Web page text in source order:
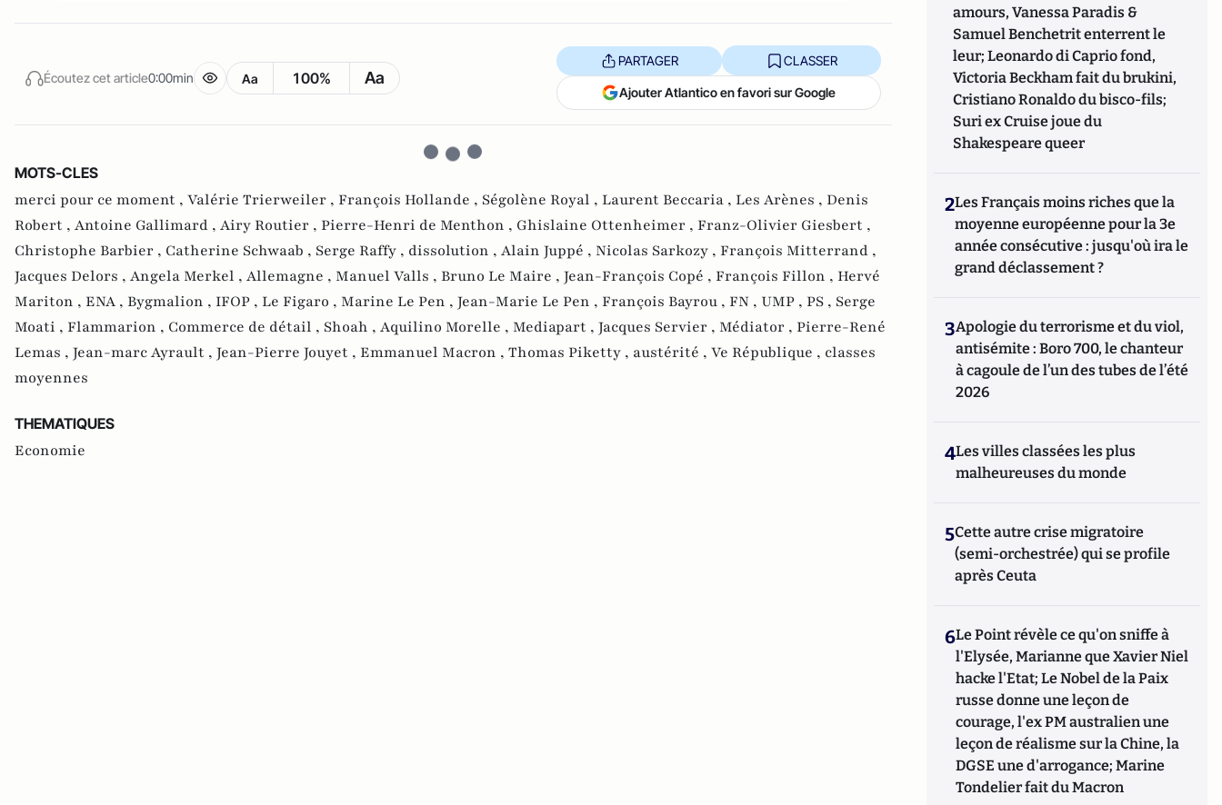
Écoutez cet article0:00min Aa 100% Aa
PARTAGER CLASSER
Ajouter Atlantico en favori sur Google
MOTS-CLES
merci pour ce moment , Valérie Trierweiler , François Hollande , Ségolène Royal , Laurent Beccaria , Les Arènes , Denis
Robert , Antoine Gallimard , Airy Routier , Pierre-Henri de Menthon , Ghislaine Ottenheimer , Franz-Olivier Giesbert ,
Christophe Barbier , Catherine Schwaab , Serge Raffy , dissolution , Alain Juppé , Nicolas Sarkozy , François Mitterrand ,
Jacques Delors , Angela Merkel , Allemagne , Manuel Valls , Bruno Le Maire , Jean-François Copé , François Fillon , Hervé
Mariton , ENA , Bygmalion , IFOP , Le Figaro , Marine Le Pen , Jean-Marie Le Pen , François Bayrou , FN , UMP , PS , Serge
Moati , Flammarion , Commerce de détail , Shoah , Aquilino Morelle , Mediapart , Jacques Servier , Médiator , Pierre-René
Lemas , Jean-marc Ayrault , Jean-Pierre Jouyet , Emmanuel Macron , Thomas Piketty , austérité , Ve République , classes
moyennes
THEMATIQUES
Economie
amours, Vanessa Paradis &
Samuel Benchetrit enterrent le
leur; Leonardo di Caprio fond,
Victoria Beckham fait du brukini,
Cristiano Ronaldo du bisco-fils;
Suri ex Cruise joue du
Shakespeare queer
2Les Français moins riches que la
moyenne européenne pour la 3e
année consécutive : jusqu'où ira le
grand déclassement ?
3Apologie du terrorisme et du viol,
antisémite : Boro 700, le chanteur
à cagoule de l’un des tubes de l’été
2026
4Les villes classées les plus
malheureuses du monde
5Cette autre crise migratoire
(semi-orchestrée) qui se profile
après Ceuta
6Le Point révèle ce qu'on sniffe à
l'Elysée, Marianne que Xavier Niel
hacke l'Etat; Le Nobel de la Paix
russe donne une leçon de
courage, l'ex PM australien une
leçon de réalisme sur la Chine, la
DGSE une d'arrogance; Marine
Tondelier fait du Macron